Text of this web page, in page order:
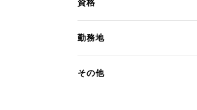
資格
勤務地
その他